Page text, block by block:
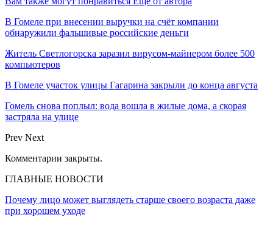
В Гомеле при внесении выручки на счёт компании
обнаружили фальшивые российские деньги
Житель Светлогорска заразил вирусом-майнером более 500
компьютеров
В Гомеле участок улицы Гагарина закрыли до конца августа
Гомель снова поплыл: вода вошла в жилые дома, а скорая
застряла на улице
Prev Next
Комментарии закрыты.
ГЛАВНЫЕ НОВОСТИ
Почему лицо может выглядеть старше своего возраста даже
при хорошем уходе